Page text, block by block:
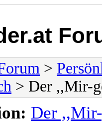
>
> Der ,,Mir-
Der